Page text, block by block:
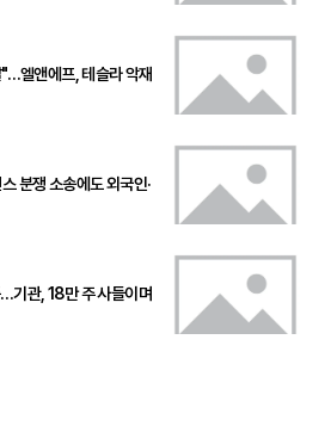
엘앤에프, 테슬라 악재
분쟁 소송에도 외국인·
기관, 18만 주 사들이며